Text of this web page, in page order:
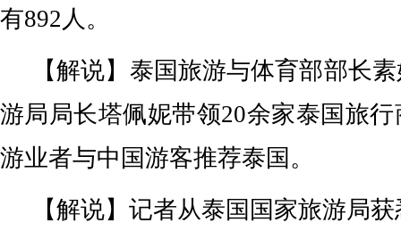
有892人。
【解说】泰国旅游与体育部部长
游局局长塔佩妮带领20余家泰国旅
游业者与中国游客推荐泰国。
【解说】记者从泰国国家旅游局